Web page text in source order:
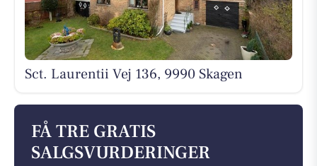
Sct. Laurentii Vej 136, 9990 Skagen
FÅ TRE GRATIS
SALGSVURDERINGER